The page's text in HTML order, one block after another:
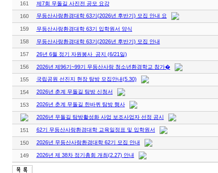
161 제7회 무돌길 사진전 공모 요강
160 무등산사랑환경대학 63기(2026년 후반기) 모집 안내 요
159 무등산사랑환경대학 63기 입학원서 양식
158 무등산사랑환경대학 63기(2026년 후반기) 모집 안내
157 26년 6월 정기 자원봉사 공지 (6/21일)
156 2026년 제96기~99기 무등산사랑 청소년환경학교 참가�
155 국립공원 선진지 현장 탐방 모집안내(5.30)
154 2026년 춘계 무돌길 탐방 신청서
153 2026년 춘계 무돌길 한바퀴 탐방 행사
2026년 무돌길 탐방활성화 사업 보조사업자 선정 공시
151 62기 무등산사랑환경대학 교육일정표 및 입학원서
150 2026년 무등산사랑환경대학 62기 모집 안내
149 2026년 제 38차 정기총회 개최(2.27) 안내